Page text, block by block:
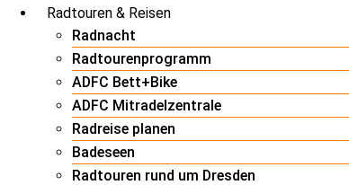
Radtouren & Reisen
Radnacht
Radtourenprogramm
ADFC Bett+Bike
ADFC Mitradelzentrale
Radreise planen
Badeseen
Radtouren rund um Dresden